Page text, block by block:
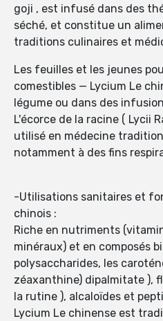
goji , est infusé dans des
séché, et constitue un
traditions culinaires et
Les feuilles et les jeunes
comestibles — Lycium Le
légume ou dans des
L'écorce de la racine ( Lycii
utilisé en médecine
notamment à des fins
-Utilisations sanitaires et
chinois :
Riche en nutriments
minéraux) et en composés
polysaccharides, les
zéaxanthine) dipalmitate ),
la rutine ), alcaloïdes et
Lycium Le chinense est